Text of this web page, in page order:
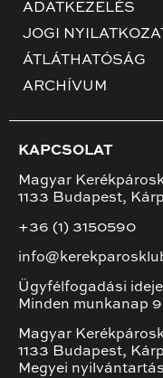
ADATKEZELÉS
JOGI
ÁTLÁTHATÓSÁG
ARCHÍVUM
KAPCSOLAT
Magyar
1133 Budapest,
+36 (1) 3150590
Ügyfélfogadási
Minden munkanap
Magyar
1133 Budapest,
Megyei